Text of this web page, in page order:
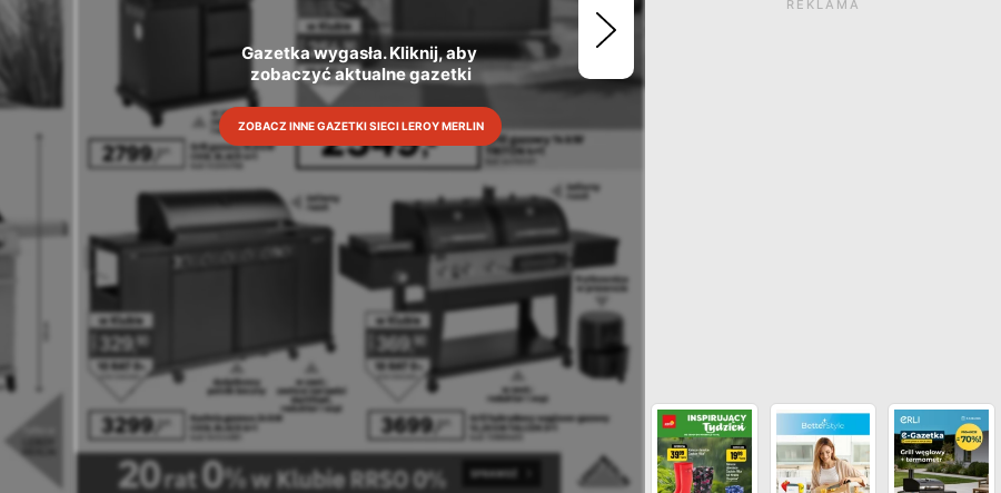
Gazetka wygasła. Kliknij, aby
zobaczyć aktualne gazetki
ZOBACZ INNE GAZETKI SIECI LEROY MERLIN
REKLAMA